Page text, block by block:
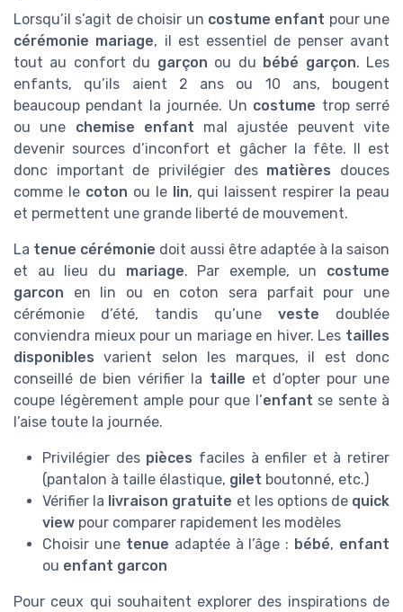
Lorsqu’il s’agit de choisir un costume enfant pour une
cérémonie mariage, il est essentiel de penser avant
tout au confort du garçon ou du bébé garçon. Les
enfants, qu’ils aient 2 ans ou 10 ans, bougent
beaucoup pendant la journée. Un costume trop serré
ou une chemise enfant mal ajustée peuvent vite
devenir sources d’inconfort et gâcher la fête. Il est
donc important de privilégier des matières douces
comme le coton ou le lin, qui laissent respirer la peau
et permettent une grande liberté de mouvement.
La tenue cérémonie doit aussi être adaptée à la saison
et au lieu du mariage. Par exemple, un costume
garcon en lin ou en coton sera parfait pour une
cérémonie d’été, tandis qu’une veste doublée
conviendra mieux pour un mariage en hiver. Les tailles
disponibles varient selon les marques, il est donc
conseillé de bien vérifier la taille et d’opter pour une
coupe légèrement ample pour que l’enfant se sente à
l’aise toute la journée.
Privilégier des pièces faciles à enfiler et à retirer
(pantalon à taille élastique, gilet boutonné, etc.)
Vérifier la livraison gratuite et les options de quick
view pour comparer rapidement les modèles
Choisir une tenue adaptée à l’âge : bébé, enfant
ou enfant garcon
Pour ceux qui souhaitent explorer des inspirations de